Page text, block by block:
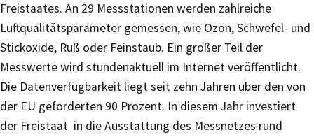
Freistaates. An 29 Messstationen werden zahlreiche
Luftqualitätsparameter gemessen, wie Ozon, Schwefel- und
Stickoxide, Ruß oder Feinstaub. Ein großer Teil der
Messwerte wird stundenaktuell im Internet veröffentlicht.
Die Datenverfügbarkeit liegt seit zehn Jahren über den von
der EU geforderten 90 Prozent. In diesem Jahr investiert
der Freistaat in die Ausstattung des Messnetzes rund